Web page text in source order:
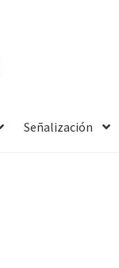
Señalización